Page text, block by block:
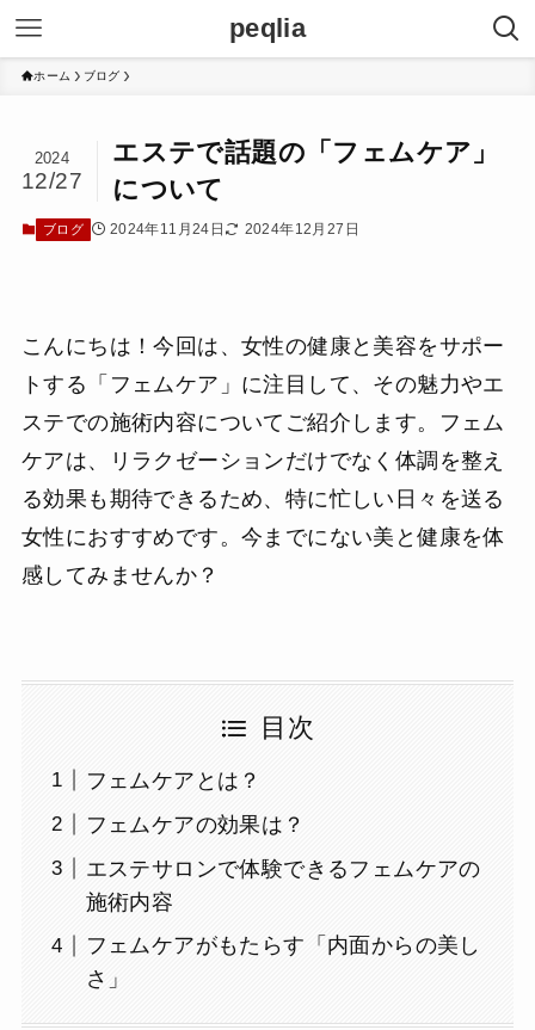
peqlia
ホーム ブログ
エステで話題の「フェムケア」
について
2024
12/27
ブログ 2024年11月24日 2024年12月27日
こんにちは！今回は、女性の健康と美容をサポー
トする「フェムケア」に注目して、その魅力やエ
ステでの施術内容についてご紹介します。フェム
ケアは、リラクゼーションだけでなく体調を整え
る効果も期待できるため、特に忙しい日々を送る
女性におすすめです。今までにない美と健康を体
感してみませんか？
目次
フェムケアとは？
フェムケアの効果は？
エステサロンで体験できるフェムケアの
施術内容
フェムケアがもたらす「内面からの美し
さ」